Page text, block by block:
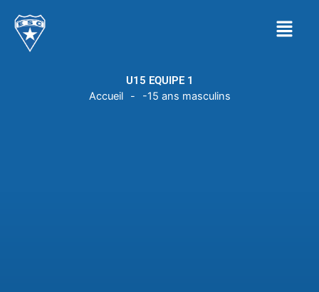
contenu
Menu
U15 EQUIPE 1
Accueil
- -15 ans masculins